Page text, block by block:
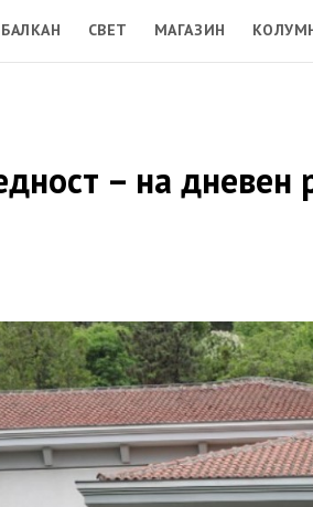
БАЛКАН СВЕТ МАГАЗИН
– на дневен